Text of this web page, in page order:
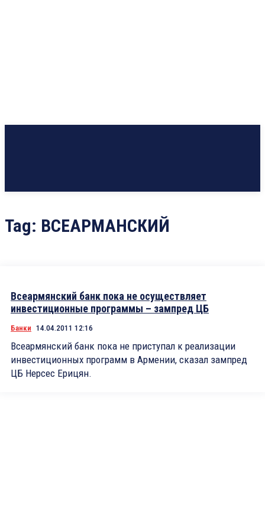
Tag: ВСЕАРМАНСКИЙ
Всеармянский банк пока не осуществляет
инвестиционные программы – зампред ЦБ
Банки 14.04.2011 12:16
Всеармянский банк пока не приступал к реализации
инвестиционных программ в Армении, сказал зампред
ЦБ Нерсес Ерицян.